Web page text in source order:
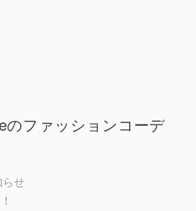
のファッションコーデ
せ